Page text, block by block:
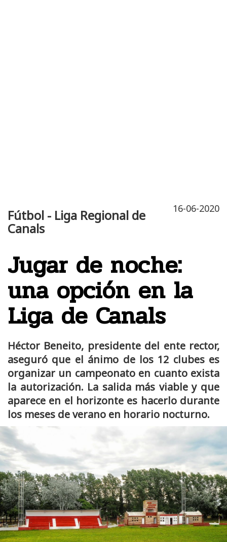
Fútbol - Liga Regional de
Canals
16-06-2020
Jugar de noche:
una opción en la
Liga de Canals
Héctor Beneito, presidente del ente rector,
aseguró que el ánimo de los 12 clubes es
organizar un campeonato en cuanto exista
la autorización. La salida más viable y que
aparece en el horizonte es hacerlo durante
los meses de verano en horario nocturno.